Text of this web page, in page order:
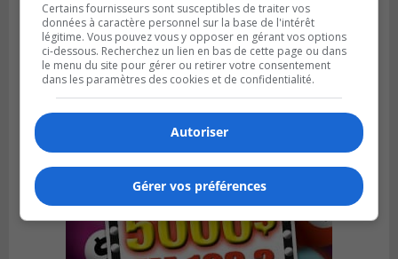
Boucherville et le CSSP discutent d’une
Planification scolaire
Certains fournisseurs sont susceptibles de traiter vos
données à caractère personnel sur la base de l'intérêt
légitime. Vous pouvez vous y opposer en gérant vos options
ci-dessous. Recherchez un lien en bas de cette page ou dans
le menu du site pour gérer ou retirer votre consentement
dans les paramètres des cookies et de confidentialité.
Autoriser
Gérer vos préférences